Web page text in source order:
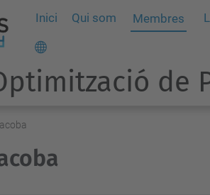
Inici Qui som Membres
de